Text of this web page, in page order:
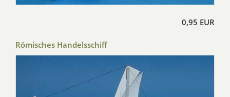
0,95 EUR
Römisches Handelsschiff